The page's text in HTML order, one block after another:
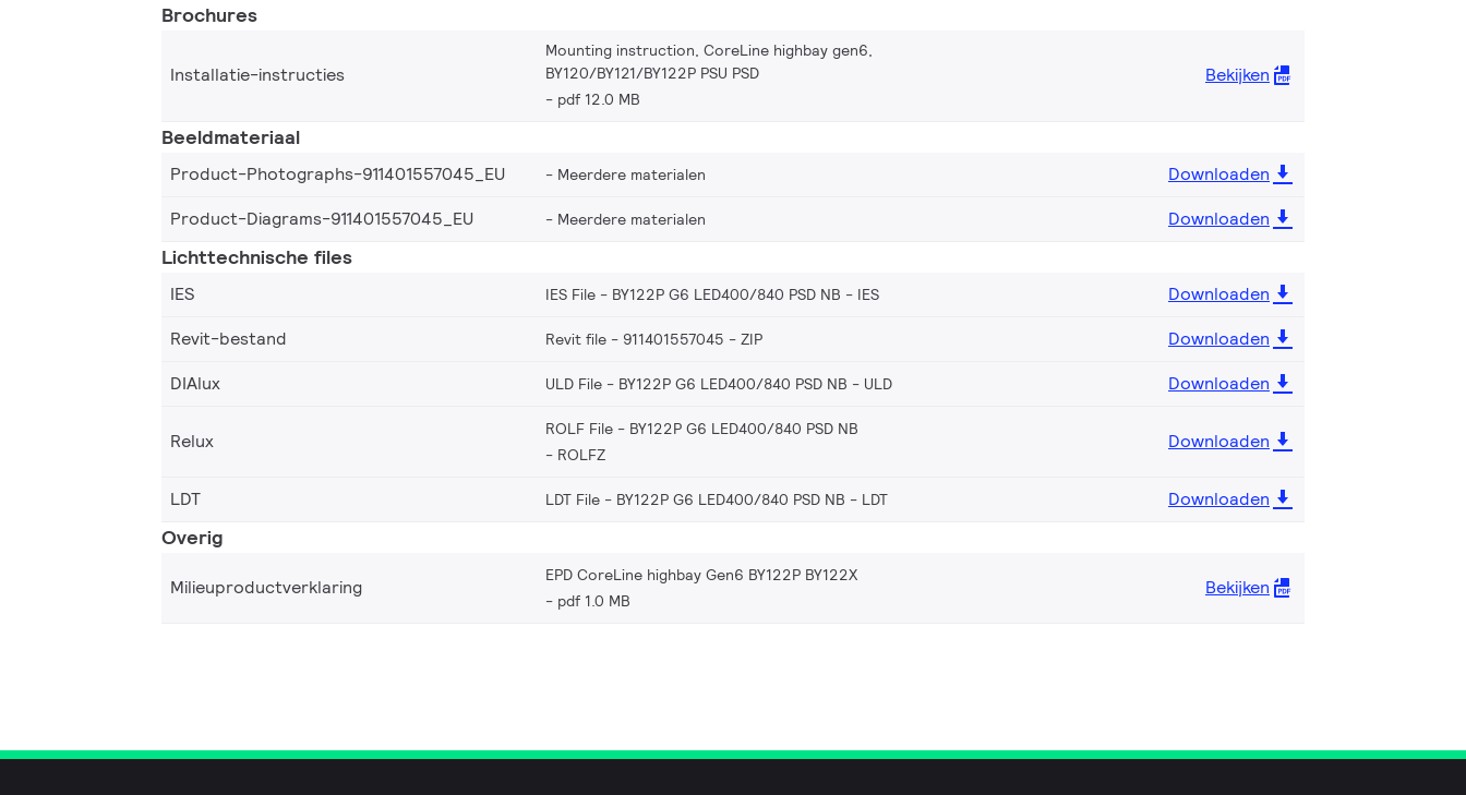
Brochures
Installatie-instructies
Mounting instruction, CoreLine highbay gen6,
BY120/BY121/BY122P PSU PSD
pdf 12.0 MB
Bekijken
Beeldmateriaal
Product-Photographs-911401557045_EU Meerdere materialen
Downloaden
Product-Diagrams-911401557045_EU
Meerdere materialen Downloaden
Lichttechnische files
IES IES File - BY122P G6 LED400/840 PSD NB IES
Downloaden
Revit-bestand
Revit file - 911401557045 ZIP
Downloaden
DIAlux
ULD File - BY122P G6 LED400/840 PSD NB ULD Downloaden
Relux
ROLF File - BY122P G6 LED400/840 PSD NB
ROLFZ
Downloaden
LDT LDT File - BY122P G6 LED400/840 PSD NB LDT Downloaden
Overig
Milieuproductverklaring
EPD CoreLine highbay Gen6 BY122P BY122X
pdf 1.0 MB
Bekijken